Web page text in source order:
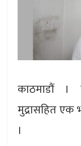
काठमाडौं ।
मुद्रासहित एक
।